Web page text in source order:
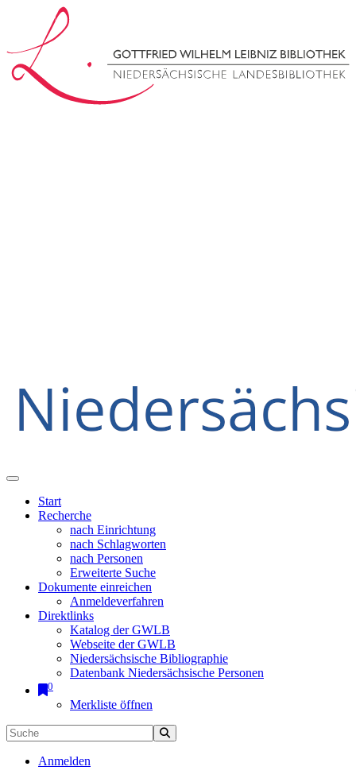
Start
Recherche
nach Einrichtung
nach Schlagworten
nach Personen
Erweiterte Suche
Dokumente einreichen
Anmeldeverfahren
Direktlinks
Katalog der GWLB
Webseite der GWLB
Niedersächsische Bibliographie
Datenbank Niedersächsische Personen
0
Merkliste öffnen
Anmelden